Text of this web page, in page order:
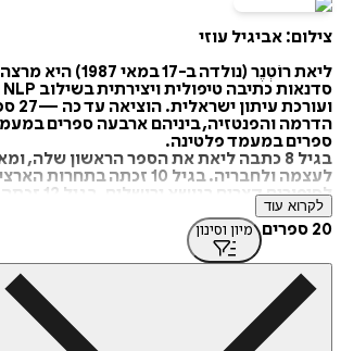
צילום: אביגיל עוזי
ליאת רוֹטְנֶר (נולדה ב-17
הדרמה והפנטזיה, ביניהם ארבעה ספרים
ספרים במעמד פלטינה.
בגיל 8 כתבה ליאת את הספר הראשון שלה,
לעצמה ולחבריה. בגיל 10 זכתה
של המרכז הבינתחומי הרצליה, עם סיפור
בשנת 2000 זכתה בתעודת הוקרה
הספרות מטעם עיריית נתניה. כמו כן, הייתה
הנוער "אותיות". בין
זה. ב-2016 הפכה ליאת לבלוגרית ראשית ב-ynet.
בשנת 2003, בהיותה בת 16, יצא
אחד מהספרים
רוטנר פרסמה שלושה ספרי המשך. הראשון הוא
לקרוא עוד
20 ספרים מיון וסינון